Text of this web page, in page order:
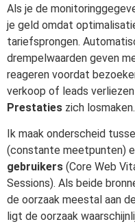
Als je de
je geld omdat
tariefsprongen.
drempelwaarden geven
reageren voordat
verkoop of leads
Prestaties zich losmaken.
Ik maak onderscheid
(constante meetpunten)
gebruikers (Core Web
Sessions). Als beide
de oorzaak meestal aan
ligt de oorzaak